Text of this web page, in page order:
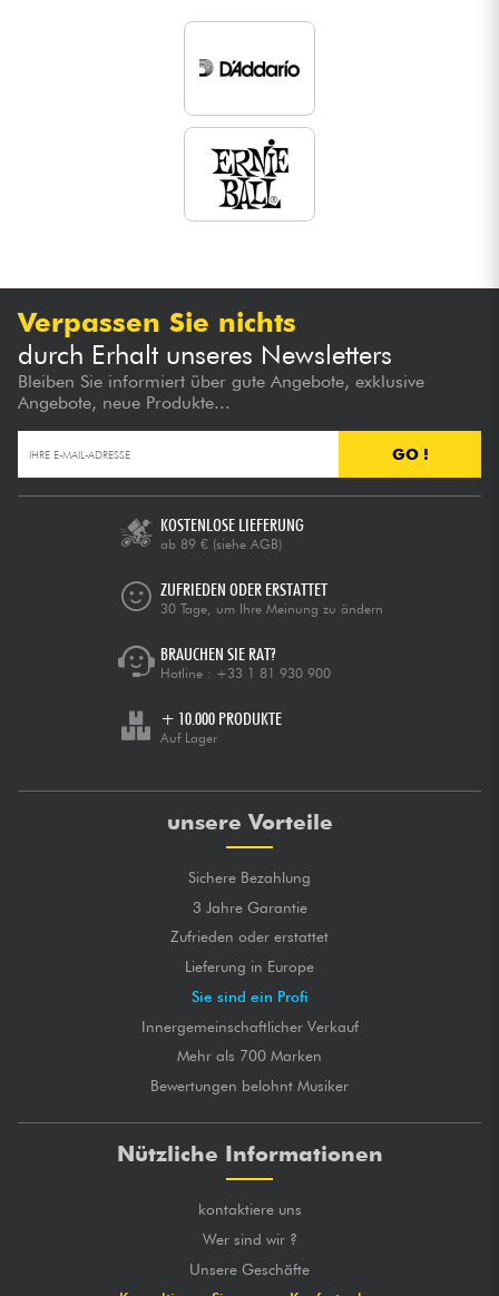
Verpassen Sie nichts
durch Erhalt unseres Newsletters
Bleiben Sie informiert über gute Angebote, exklusive
Angebote, neue Produkte...
GO !
KOSTENLOSE LIEFERUNG
ab 89 € (siehe AGB)
ZUFRIEDEN ODER ERSTATTET
30 Tage, um Ihre Meinung zu ändern
BRAUCHEN SIE RAT?
Hotline : +33 1 81 930 900
+ 10.000 PRODUKTE
Auf Lager
unsere Vorteile
Sichere Bezahlung
3 Jahre Garantie
Zufrieden oder erstattet
Lieferung in Europe
Sie sind ein Profi
Innergemeinschaftlicher Verkauf
Mehr als 700 Marken
Bewertungen belohnt Musiker
Nützliche Informationen
kontaktiere uns
Wer sind wir ?
Unsere Geschäfte